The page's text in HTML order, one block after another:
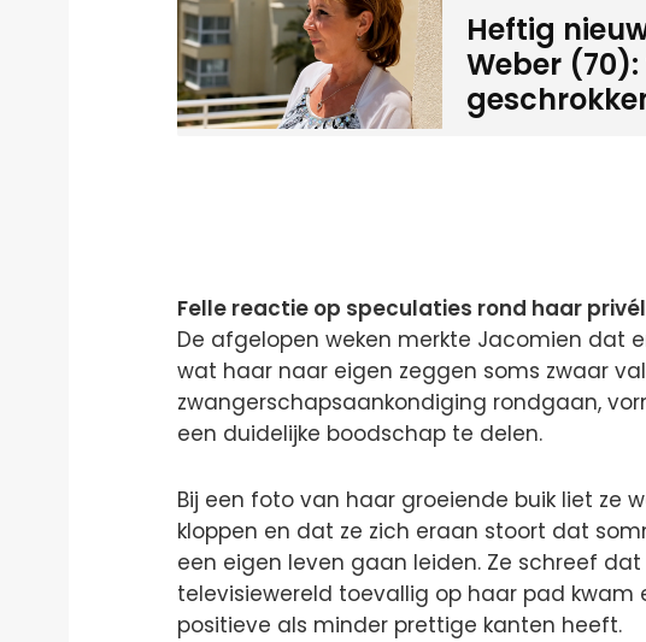
Heftig
Weber
Felle reactie op speculaties rond haar
De afgelopen weken merkte Jacomien dat
wat haar naar eigen zeggen soms zwaar
zwangerschapsaankondiging rondgaan,
een duidelijke boodschap te delen.
Bij een foto van haar groeiende buik liet ze
kloppen en dat ze zich eraan stoort dat
een eigen leven gaan leiden. Ze schreef
televisiewereld toevallig op haar pad kwam
positieve als minder prettige kanten heeft.